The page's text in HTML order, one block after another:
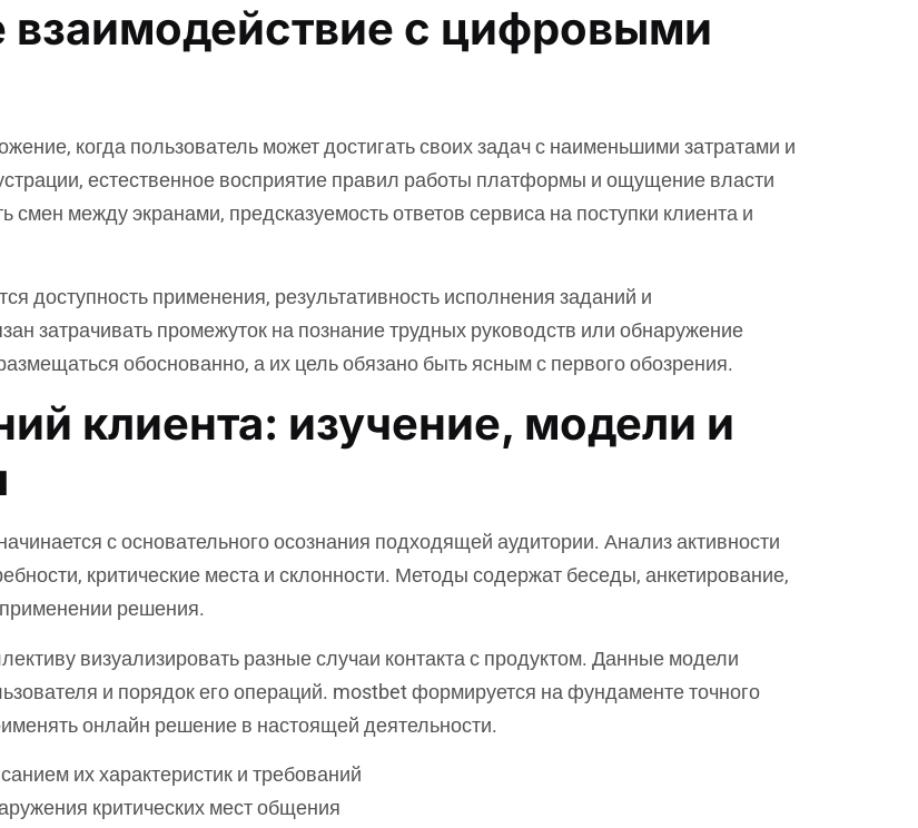
взаимодействие с цифровыми
когда пользователь может достигать своих задач с наименьшими затратами и
естественное восприятие правил работы платформы и ощущение власти
смен между экранами, предсказуемость ответов сервиса на поступки клиента и
доступность применения, результативность исполнения заданий и
затрачивать промежуток на познание трудных руководств или обнаружение
обоснованно, а их цель обязано быть ясным с первого обозрения.
клиента: изучение, модели и
с основательного осознания подходящей аудитории. Анализ активности
критические места и склонности. Методы содержат беседы, анкетирование,
решения.
визуализировать разные случаи контакта с продуктом. Данные модели
и порядок его операций. mostbet формируется на фундаменте точного
онлайн решение в настоящей деятельности.
их характеристик и требований
критических мест общения